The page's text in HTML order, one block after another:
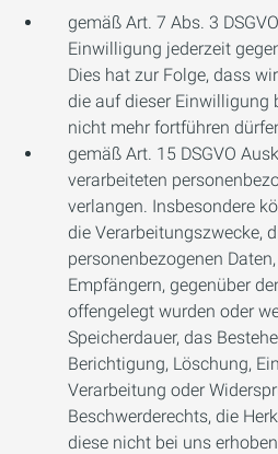
gemäß Art. 7 Abs. 3
Einwilligung jederzeit
Dies hat zur Folge, dass
die auf dieser Einwilligung
nicht mehr fortführen
gemäß Art. 15 DSGVO
verarbeiteten
verlangen. Insbesondere
die Verarbeitungszwecke,
personenbezogenen
Empfängern, gegenüber
offengelegt wurden oder
Speicherdauer, das
Berichtigung, Löschung,
Verarbeitung oder
Beschwerderechts, die
diese nicht bei uns